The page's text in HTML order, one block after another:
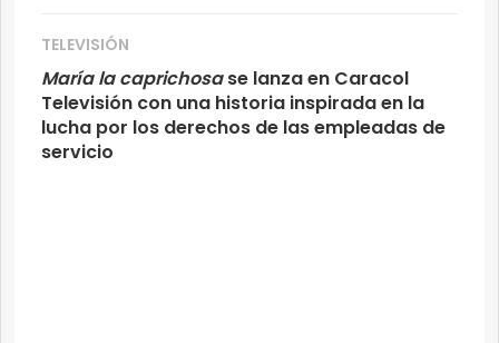
TELEVISIÓN
María la caprichosase lanza en Caracol
Televisión con una historia inspirada en la
lucha por los derechos de las empleadas de
servicio